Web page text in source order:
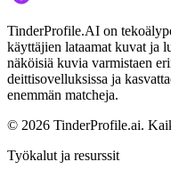
TinderProfile.AI on
käyttäjien lataamat kuvat ja
näköisiä kuvia varmistaen
deittisovelluksissa ja
enemmän matcheja.
© 2026 TinderProfile.ai.
Työkalut ja resurssit